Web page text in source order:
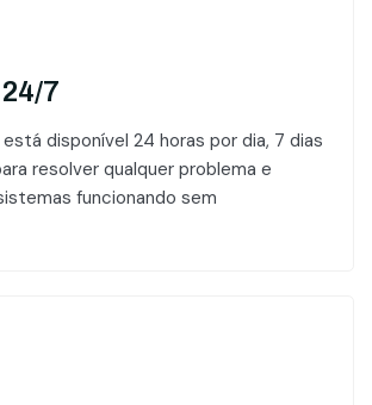
7
disponível 24 horas por dia, 7 dias
resolver qualquer problema e
funcionando sem